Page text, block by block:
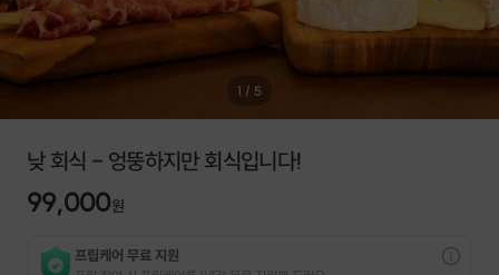
1 / 5
낮 회식 - 엉뚱하지만 회식입니다!
99,000원
프립케어 무료 지원